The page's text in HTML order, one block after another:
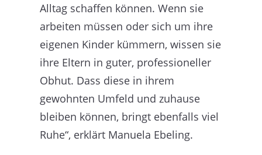
Alltag schaffen können. Wenn sie
arbeiten müssen oder sich um ihre
eigenen Kinder kümmern, wissen sie
ihre Eltern in guter, professioneller
Obhut. Dass diese in ihrem
gewohnten Umfeld und zuhause
bleiben können, bringt ebenfalls viel
Ruhe“, erklärt Manuela Ebeling.